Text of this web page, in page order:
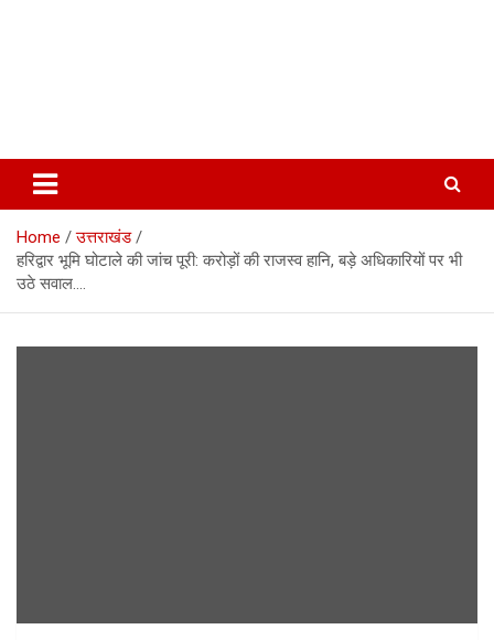
Home
उत्तराखंड
हरिद्वार भूमि घोटाले की जांच पूरी: करोड़ों की राजस्व हानि, बड़े अधिकारियों पर भी
उठे सवाल….